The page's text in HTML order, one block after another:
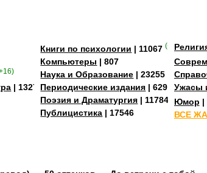
| 13273
Книги по психологии | 11067 (+3)
Компьютеры | 807
Наука и Образование | 23255
Периодические издания | 629
Поэзия и Драматургия | 11784
Публицистика | 17546
Ужасы
Юмор |
ВСЕ